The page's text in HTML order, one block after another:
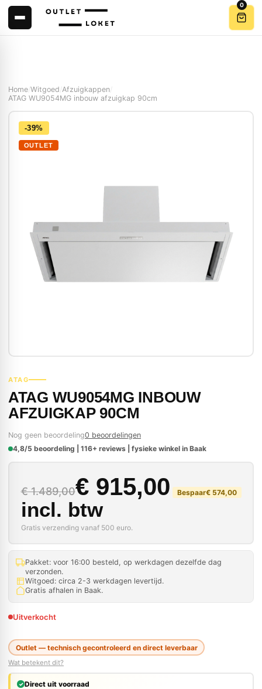
0
Home Witgoed Afzuigkappen
ATAG WU9054MG inbouw afzuigkap 90cm
-39%
OUTLET
ATAG
ATAG WU9054MG INBOUW
AFZUIGKAP 90CM
Nog geen beoordeling0 beoordelingen
4,8/5 beoordeling | 116+ reviews | fysieke winkel in Baak
€1.489,00
Oorspronkelijke
€915,00
Huidige prijs is: €
incl. btw
Bespaar€574,00
Gratis verzending vanaf 500 euro.
Pakket: voor 16:00 besteld, op werkdagen dezelfde dag
verzonden.
Witgoed: circa 2-3 werkdagen levertijd.
Gratis afhalen in Baak.
Uitverkocht
Outlet — technisch gecontroleerd en direct leverbaar
Wat betekent dit?
Direct uit voorraad